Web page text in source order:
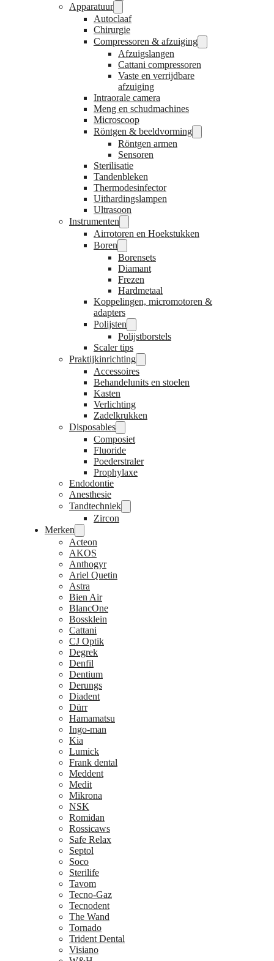
Apparatuur
Autoclaaf
Chirurgie
Compressoren & afzuiging
Afzuigslangen
Cattani compressoren
Vaste en verrijdbare
afzuiging
Intraorale camera
Meng en schudmachines
Microscoop
Röntgen & beeldvorming
Röntgen armen
Sensoren
Sterilisatie
Tandenbleken
Thermodesinfector
Uithardingslampen
Ultrasoon
Instrumenten
Airrotoren en Hoekstukken
Boren
Borensets
Diamant
Frezen
Hardmetaal
Koppelingen, micromotoren &
adapters
Polijsten
Polijstborstels
Scaler tips
Praktijkinrichting
Accessoires
Behandelunits en stoelen
Kasten
Verlichting
Zadelkrukken
Disposables
Composiet
Fluoride
Poederstraler
Prophylaxe
Endodontie
Anesthesie
Tandtechniek
Zircon
Merken
Acteon
AKOS
Anthogyr
Ariel Quetin
Astra
Bien Air
BlancOne
Bossklein
Cattani
CJ Optik
Degrek
Denfil
Dentium
Derungs
Diadent
Dürr
Hamamatsu
Ingo-man
Kia
Lumick
Frank dental
Meddent
Medit
Mikrona
NSK
Romidan
Rossicaws
Safe Relax
Septol
Soco
Sterilife
Tavom
Tecno-Gaz
Tecnodent
The Wand
Tornado
Trident Dental
Visiano